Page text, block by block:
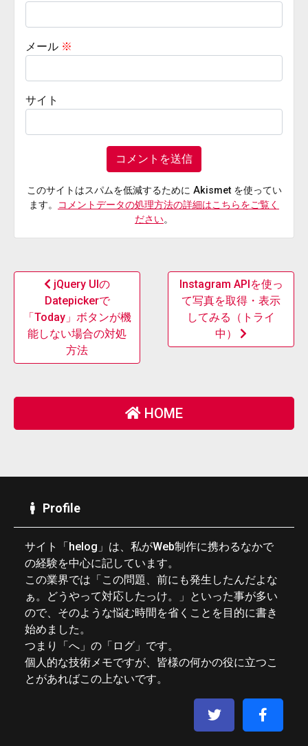
メール ※
サイト
このサイトはスパムを低減するために Akismet を使ってい
ます。
コメントデータの処理方法の詳細はこちらをご覧く
ださい。
jQuery UIの
Datepickerで
「Today」ボタンが機
能しない場合の対処
方法
Instagram APIを使っ
て写真を取得・表示
してみる（トライ
中）
HOME
Profile
サイト「helog」は、私がWeb制作に携わるなかで
の経験を中心に記しています。
この業界では「この問題、前にも発生したんだよな
ぁ。どうやって対応したっけ。」といった事が多い
ので、そのような悩む時間を省くことを目的に書き
始めました。
つまり「へ」の「ログ」です。
個人的な技術メモですが、皆様の何かの役に立つこ
とがあればこの上ないです。